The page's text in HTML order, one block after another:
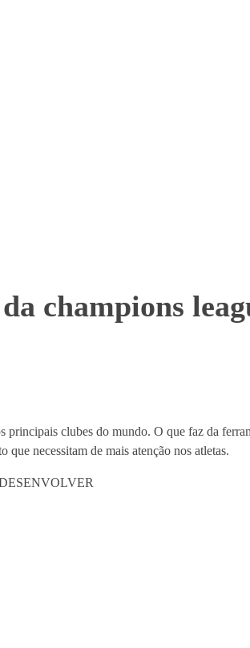
champions
clubes do mundo. O que faz da
que necessitam de mais atenção nos atletas.